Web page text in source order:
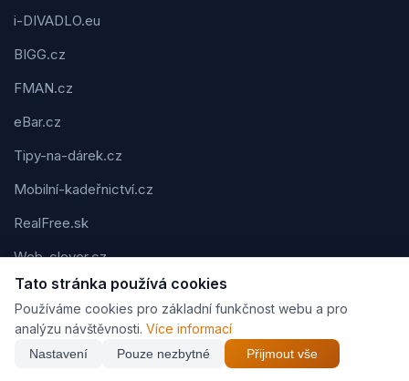
i-DIVADLO.eu
BIGG.cz
FMAN.cz
eBar.cz
Tipy-na-dárek.cz
Mobilní-kadeřnictví.cz
RealFree.sk
Web-clever.cz
Kvízov.cz
Karavaning.net
CVčko.eu
Tato stránka používá cookies
Používáme cookies pro základní funkčnost webu a pro
analýzu návštěvnosti. Více informací
Nastavení Pouze nezbytné Přijmout vše